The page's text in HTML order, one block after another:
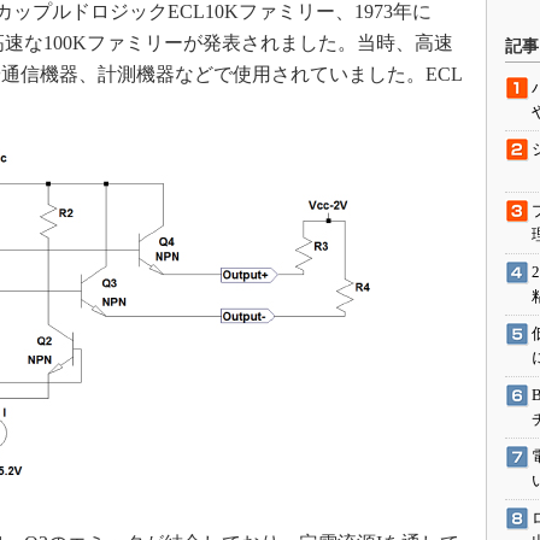
験はど
Z-Wave
プルドロジックECL10Kファミリー、1973年に
速な100Kファミリーが発表されました。当時、高速
信機器、計測機器などで使用されていました。ECL
記